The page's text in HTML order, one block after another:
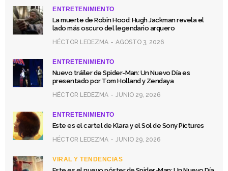
ENTRETENIMIENTO
La muerte de Robin Hood: Hugh Jackman revela el
lado más oscuro del legendario arquero
HÉCTOR LEDEZMA AGOSTO 3, 2026
ENTRETENIMIENTO
Nuevo tráiler de Spider-Man: Un Nuevo Día es
presentado por Tom Holland y Zendaya
HÉCTOR LEDEZMA JUNIO 29, 2026
ENTRETENIMIENTO
Este es el cartel de Klara y el Sol de Sony Pictures
HÉCTOR LEDEZMA JUNIO 29, 2026
VIRAL Y TENDENCIAS